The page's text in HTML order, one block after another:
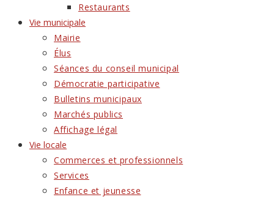
Restaurants
Vie municipale
Mairie
Élus
Séances du conseil municipal
Démocratie participative
Bulletins municipaux
Marchés publics
Affichage légal
Vie locale
Commerces et professionnels
Services
Enfance et jeunesse